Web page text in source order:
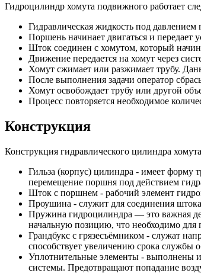
Гидроцилиндр хомута подвижного работает
Гидравлическая жидкость под
Поршень начинает двигаться и передает
Шток соединен с хомутом, который
Движение передается на хомут через
Хомут сжимает или разжимает трубу.
После выполнения задачи оператор
Хомут освобождает трубу или другой
Процесс повторяется необходимое
Конструкция
Конструкция гидравлического цилиндра
Гильза (корпус) цилиндра - имеет форму
перемещение поршня под действием
Шток с поршнем - рабочий элемент
Проушина - служит для соединения
Пружина гидроцилиндра — это важная
начальную позицию, что необходимо для
Грандбукс с грязесъёмником - служат
способствует увеличению срока
Уплотнительные элементы - выполнены
системы. Предотвращают попадание